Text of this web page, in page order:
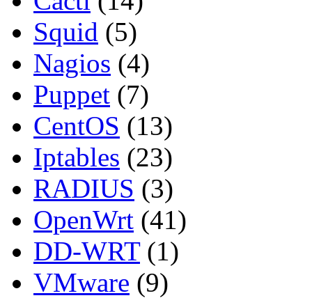
Squid (5)
Nagios (4)
Puppet (7)
CentOS (13)
Iptables (23)
RADIUS (3)
OpenWrt (41)
DD-WRT(1)
VMware (9)